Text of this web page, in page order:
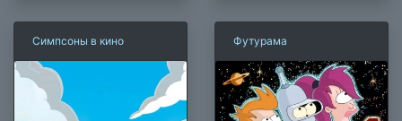
Симпсоны в кино Футурама